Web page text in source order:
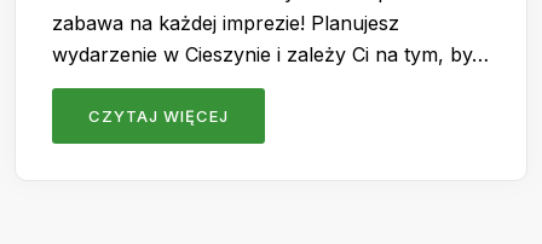
zabawa na każdej imprezie! Planujesz
wydarzenie w Cieszynie i zależy Ci na tym, by…
CZYTAJ WIĘCEJ